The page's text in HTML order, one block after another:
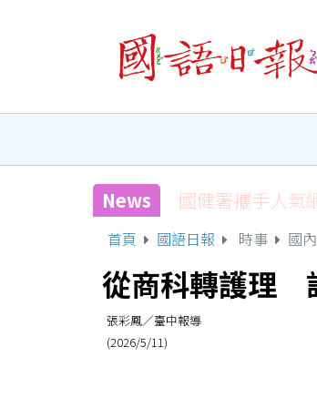
News 國健署攜手人
首頁 國語日報 時事 國
從商科轉護理
張彩鳳／臺中報導
(2026/5/11)